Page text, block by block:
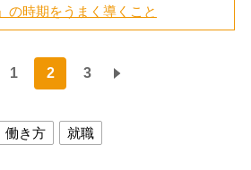
の時期をうまく導くこと
1 2 3
働き方 就職